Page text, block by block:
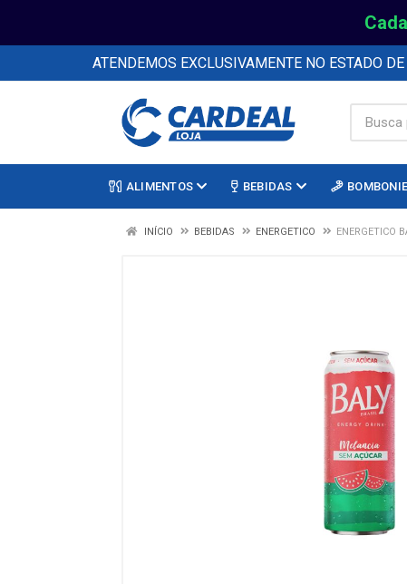
ATENDEMOS EXCLUSIVAMENTE NO ESTADO
ALIMENTOS BEBIDAS
INÍCIO BEBIDAS ENERGETICO ENERGETICO